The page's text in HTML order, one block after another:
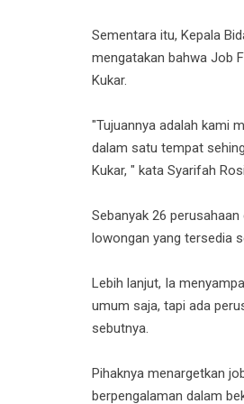
Sementara itu, Kepala
mengatakan bahwa Job
Kukar.
"Tujuannya adalah kami
dalam satu tempat
Kukar, " kata Syarifah
Sebanyak 26
lowongan yang tersedia
Lebih lanjut, Ia
umum saja, tapi ada
sebutnya.
Pihaknya menargetkan
berpengalaman dalam